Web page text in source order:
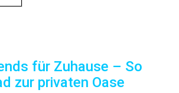
für Zuhause – So
zur privaten Oase